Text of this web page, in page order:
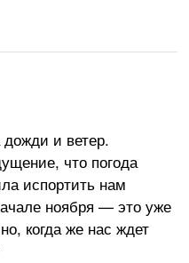
и ветер.
что погода
испортить нам
ноября — это уже
когда же нас ждет